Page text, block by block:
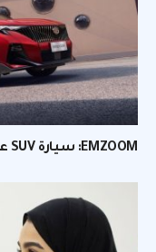
EMZOOM: سيارة SUV عالمية بتصميم مميز وأداء استثنائي